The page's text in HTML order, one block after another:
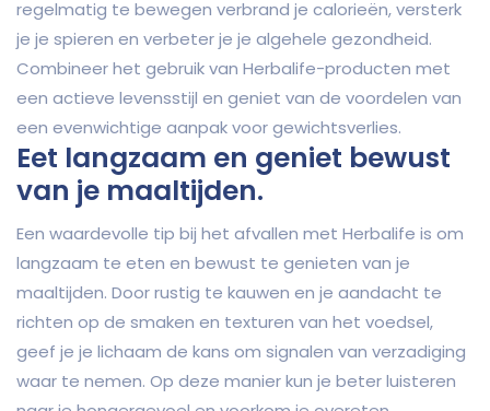
regelmatig te bewegen verbrand je calorieën, versterk
je je spieren en verbeter je je algehele gezondheid.
Combineer het gebruik van Herbalife-producten met
een actieve levensstijl en geniet van de voordelen van
een evenwichtige aanpak voor gewichtsverlies.
Eet langzaam en geniet bewust
van je maaltijden.
Een waardevolle tip bij het afvallen met Herbalife is om
langzaam te eten en bewust te genieten van je
maaltijden. Door rustig te kauwen en je aandacht te
richten op de smaken en texturen van het voedsel,
geef je je lichaam de kans om signalen van verzadiging
waar te nemen. Op deze manier kun je beter luisteren